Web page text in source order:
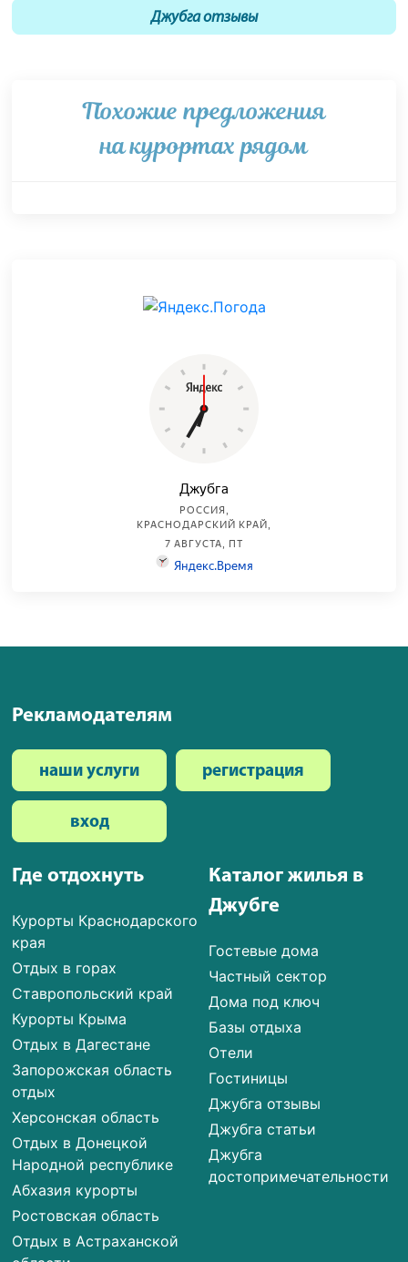
Джубга отзывы
Похожие предложения
на курортах рядом
Где отдохнуть
Курорты Краснодарского
края
Отдых в горах
Ставропольский край
Курорты Крыма
Отдых в Дагестане
Запорожская область
отдых
Херсонская область
Отдых в Донецкой
Народной республике
Абхазия курорты
Ростовская область
Отдых в Астраханской
Каталог жилья в
Джубге
Гостевые дома
Частный сектор
Дома под ключ
Базы отдыха
Отели
Гостиницы
Джубга отзывы
Джубга статьи
Джубга
достопримечательности
Рекламодателям
наши услуги регистрация
вход